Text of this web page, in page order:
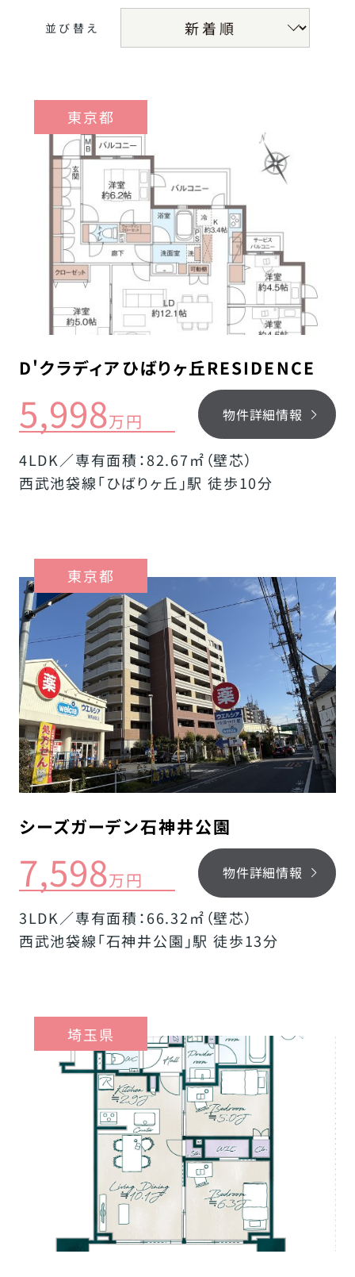
並び替え
東京都
D'クラディアひばりヶ丘RESIDENCE
5,998万円 物件詳細情報
4LDK／専有面積：82.67㎡（壁芯）
西武池袋線「ひばりヶ丘」駅 徒歩10分
東京都
シーズガーデン石神井公園
7,598万円 物件詳細情報
3LDK／専有面積：66.32㎡（壁芯）
西武池袋線「石神井公園」駅 徒歩13分
埼玉県